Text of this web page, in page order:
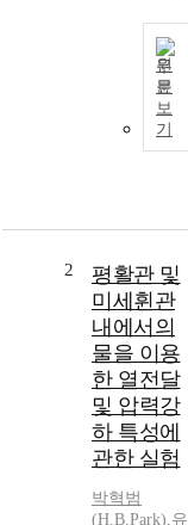
원
문
보
기
2
평활관 및
미세휜관
내에서의
물을 이용
한 열전달
및 압력강
하 특성에
관한 실험
박혁범
(H.B.Park),유